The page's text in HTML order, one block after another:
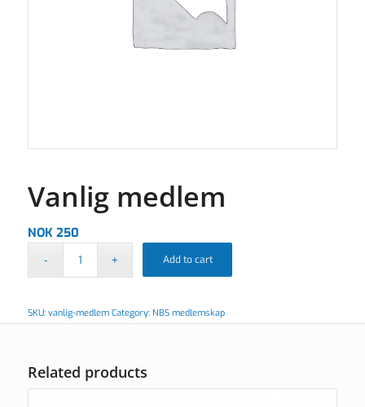
Vanlig medlem
NOK250
Add to cart
SKU: vanlig-medlem Category: NBS medlemskap
Related products